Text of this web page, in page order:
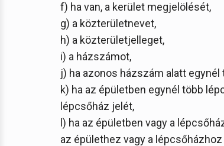
f) ha van, a kerület megjelölését,
g) a közterületnevet,
h) a közterületjelleget,
i) a házszámot,
j) ha azonos házszám alatt
k) ha az épületben egynél több
lépcsőház jelét,
l) ha az épületben vagy a
az épülethez vagy a